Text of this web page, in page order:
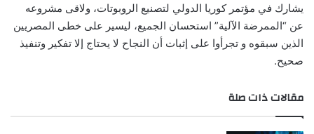
يشارك في مؤتمر كوريا الدولي لتصنيع الروبوتات، ولاقى مشروعه
عن “الممرضة الآلية” استحسان الجميع، ليسير على خطى المصريين
الذين سبقوه و تجرأوا على إثبات أن النجاح لا يحتاج إلا تفكير وتنفيذ
صحيح.
مقالات ذات صلة